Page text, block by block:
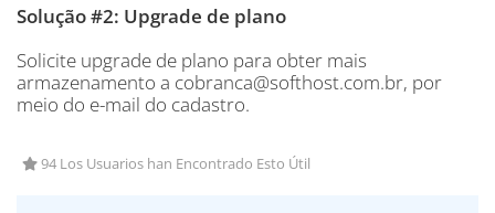
Solução #2: Upgrade de plano
Solicite upgrade de plano para obter mais
armazenamento a cobranca@softhost.com.br, por
meio do e-mail do cadastro.
94 Los Usuarios han Encontrado Esto Útil